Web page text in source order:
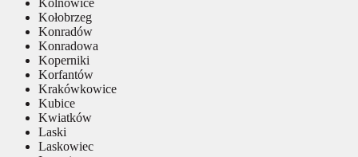
Kołobrzeg
Konradów
Konradowa
Koperniki
Korfantów
Krakówkowice
Kubice
Kwiatków
Laski
Laskowiec